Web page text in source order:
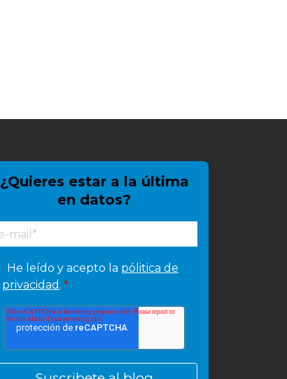
¿Quieres estar a la última
en datos?
He leído y acepto la pólitica de
privacidad . *